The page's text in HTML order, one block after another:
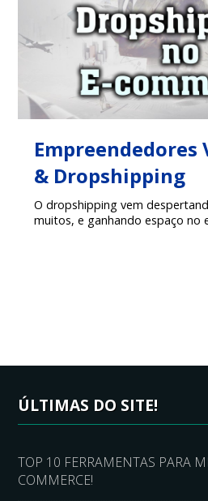
Empreendedores
& Dropshipping
O dropshipping vem
muitos, e ganhando espaço no
ÚLTIMAS DO SITE!
TOP 10 FERRAMENTAS PARA
COMMERCE!